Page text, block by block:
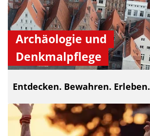
Archäologie und
Denkmalpflege
Entdecken. Bewahren. Erleben.